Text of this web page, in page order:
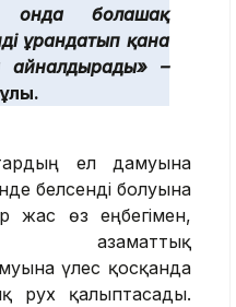
онда болашақ
ұрандатып қана
айналдырады» –
ел дамуына
белсенді болуына
жас өз еңбегімен,
азаматтық
үлес қосқанда
рух қалыптасады.